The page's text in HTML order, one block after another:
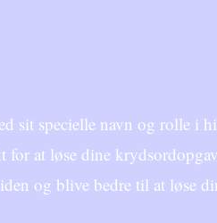
sit specielle navn og rolle i
at løse dine
og blive bedre til at løse